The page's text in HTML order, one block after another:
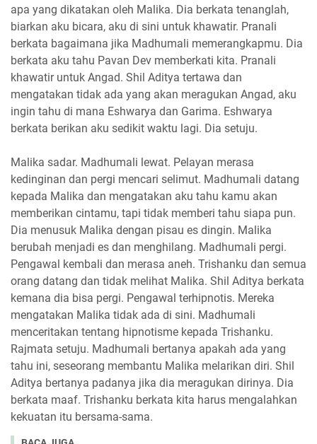
apa yang dikatakan oleh Malika. Dia berkata tenanglah,
biarkan aku bicara, aku di sini untuk khawatir. Pranali
berkata bagaimana jika Madhumali memerangkapmu. Dia
berkata aku tahu Pavan Dev memberkati kita. Pranali
khawatir untuk Angad. Shil Aditya tertawa dan
mengatakan tidak ada yang akan meragukan Angad, aku
ingin tahu di mana Eshwarya dan Garima. Eshwarya
berkata berikan aku sedikit waktu lagi. Dia setuju.
Malika sadar. Madhumali lewat. Pelayan merasa
kedinginan dan pergi mencari selimut. Madhumali datang
kepada Malika dan mengatakan aku tahu kamu akan
memberikan cintamu, tapi tidak memberi tahu siapa pun.
Dia menusuk Malika dengan pisau es dingin. Malika
berubah menjadi es dan menghilang. Madhumali pergi.
Pengawal kembali dan merasa aneh. Trishanku dan semua
orang datang dan tidak melihat Malika. Shil Aditya berkata
kemana dia bisa pergi. Pengawal terhipnotis. Mereka
mengatakan Malika tidak ada di sini. Madhumali
menceritakan tentang hipnotisme kepada Trishanku.
Rajmata setuju. Madhumali bertanya apakah ada yang
tahu ini, seseorang membantu Malika melarikan diri. Shil
Aditya bertanya padanya jika dia meragukan dirinya. Dia
berkata maaf. Trishanku berkata kita harus mengalahkan
kekuatan itu bersama-sama.